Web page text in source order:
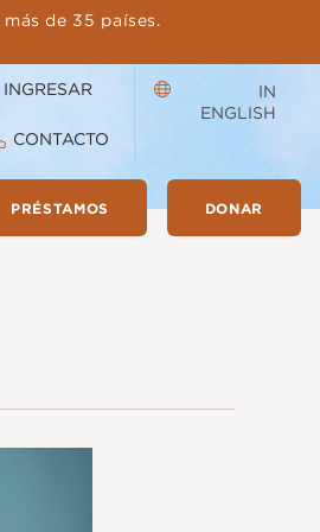
de 35 países.
INGRESAR
CONTACTO
IN
ENGLISH
PRÉSTAMOS DONAR